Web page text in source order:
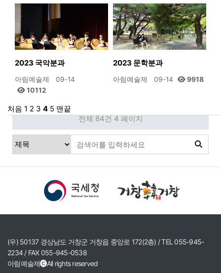
2023 국악분과
아림예술제
09-14
10112
2023 문학분과
아림예술제 09-14 9918
처음 1 2 3 4 5 맨끝
전체 84건 4 페이지
(우) 50137 경상남도 거창군 거창읍 중앙로 172(2층) / TEL 055-945-
2234 / FAX 055-945-0538
아림예술제
All rights reserved.